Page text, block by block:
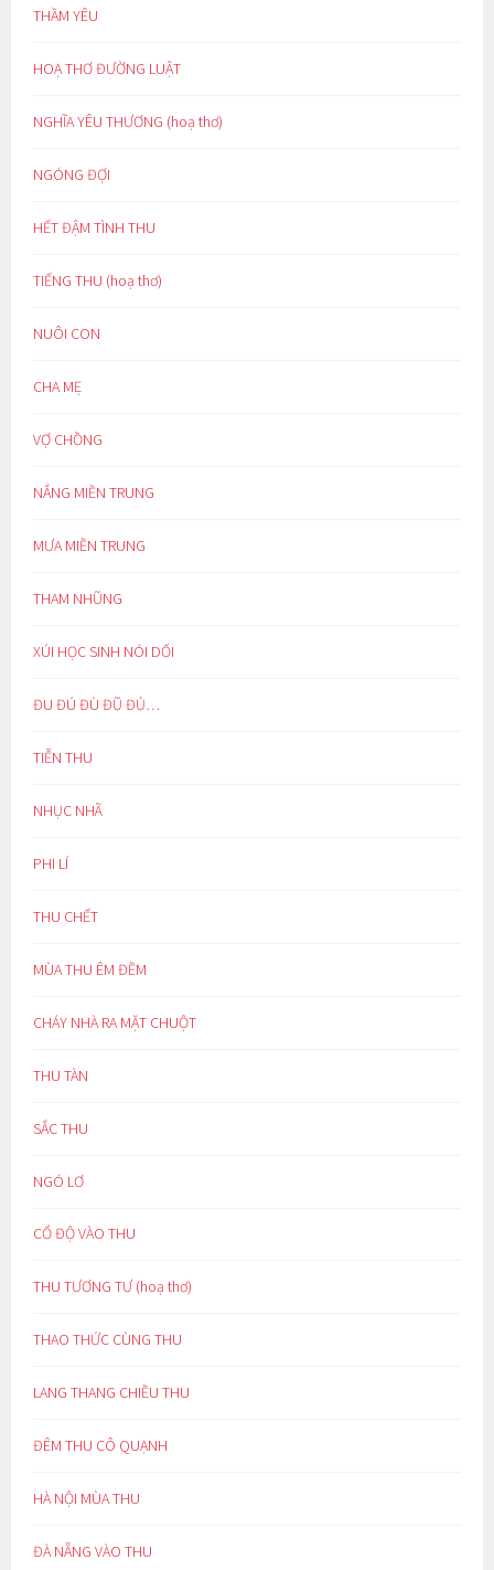
THẦM YÊU
HOẠ THƠ ĐƯỜNG LUẬT
NGHĨA YÊU THƯƠNG (hoạ thơ)
NGÓNG ĐỢI
HẾT ĐẬM TÌNH THU
TIẾNG THU (hoạ thơ)
NUÔI CON
CHA MẸ
VỢ CHỒNG
NẮNG MIỀN TRUNG
MƯA MIỀN TRUNG
THAM NHŨNG
XÚI HỌC SINH NÓI DỐI
ĐU ĐÚ ĐÙ ĐŨ ĐỦ…
TIỄN THU
NHỤC NHÃ
PHI LÍ
THU CHẾT
MÙA THU ÊM ĐỀM
CHÁY NHÀ RA MẶT CHUỘT
THU TÀN
SẮC THU
NGÓ LƠ
CỔ ĐỘ VÀO THU
THU TƯƠNG TƯ (hoạ thơ)
THAO THỨC CÙNG THU
LANG THANG CHIỀU THU
ĐÊM THU CÔ QUẠNH
HÀ NỘI MÙA THU
ĐÀ NẴNG VÀO THU